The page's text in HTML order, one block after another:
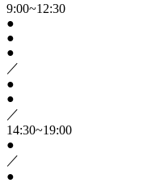
9:00~12:30
●
●
●
／
●
●
／
14:30~19:00
●
／
●